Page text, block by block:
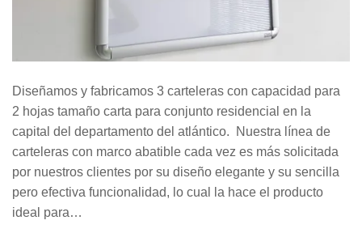
Diseñamos y fabricamos 3 carteleras con capacidad para
2 hojas tamaño carta para conjunto residencial en la
capital del departamento del atlántico. Nuestra línea de
carteleras con marco abatible cada vez es más solicitada
por nuestros clientes por su diseño elegante y su sencilla
pero efectiva funcionalidad, lo cual la hace el producto
ideal para…